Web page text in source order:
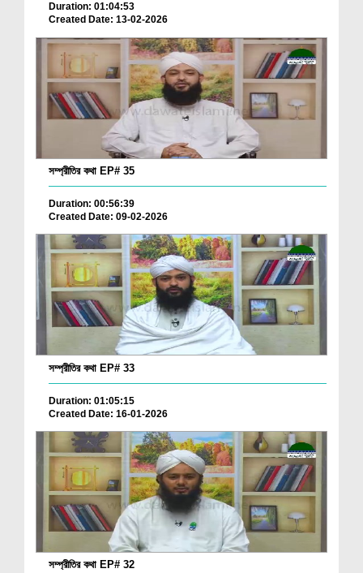
Duration: 01:04:53
Created Date: 13-02-2026
সম্প্রীতির কথা EP# 35
Duration: 00:56:39
Created Date: 09-02-2026
সম্প্রীতির কথা EP# 33
Duration: 01:05:15
Created Date: 16-01-2026
সম্প্রীতির কথা EP# 32